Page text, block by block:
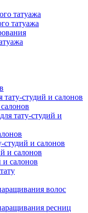
татуажа
татуажа
студий и салонов
тату-студий и
студий и салонов
и салонов
и салонов
волос
ресниц